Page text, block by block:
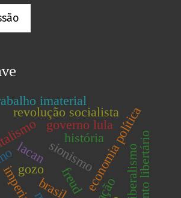
freud
lacan economia política
gozo
revolução socialista
história
governo lula
sionismo
imaterial
brasil